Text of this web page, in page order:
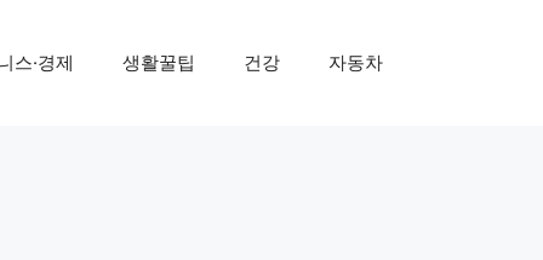
스·경제 생활꿀팁 건강 자동차